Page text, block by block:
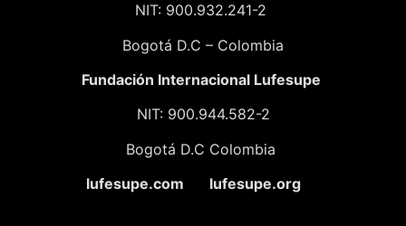
NIT: 900.932.241-2
Bogotá D.C – Colombia
Fundación Internacional Lufesupe
NIT: 900.944.582-2
Bogotá D.C Colombia
lufesupe.com lufesupe.org